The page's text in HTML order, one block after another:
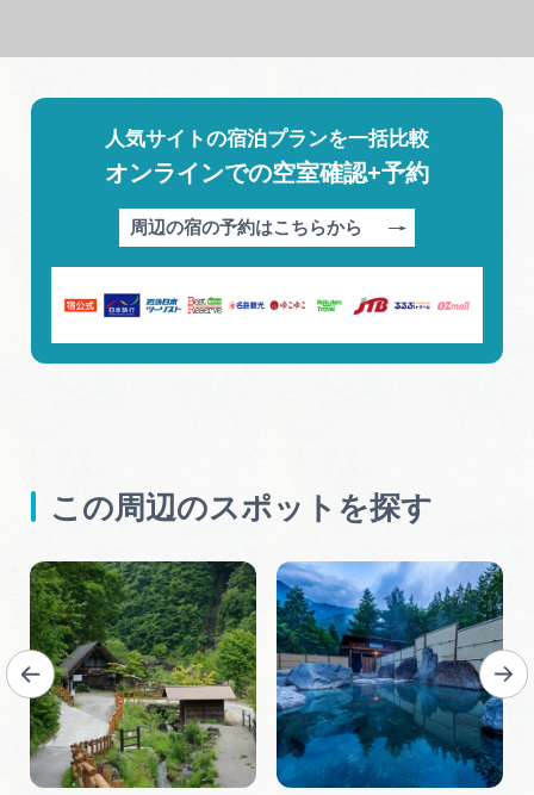
人気サイトの宿泊プランを一括比較
オンラインでの空室確認+予約
周辺の宿の予約はこちらから
この周辺のスポットを探す